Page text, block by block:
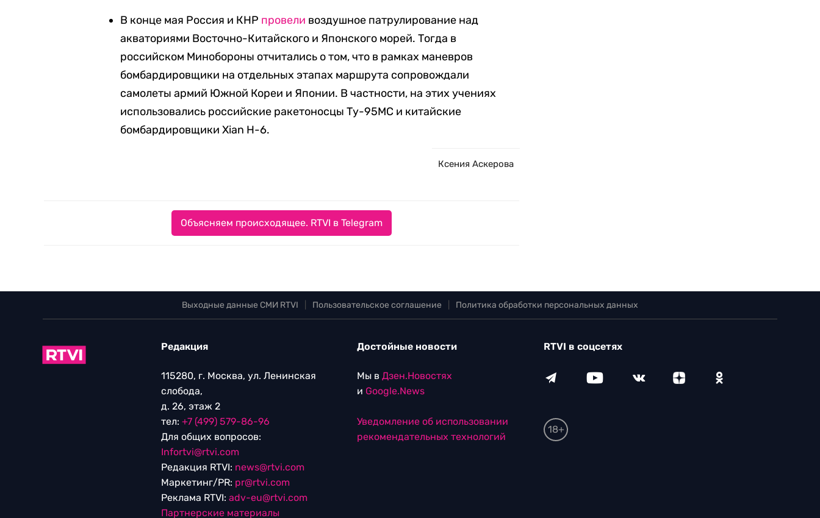
В конце мая Россия и КНР провели воздушное патрулирование над
акваториями Восточно-Китайского и Японского морей. Тогда в
российском Минобороны отчитались о том, что в рамках маневров
бомбардировщики на отдельных этапах маршрута сопровождали
самолеты армий Южной Кореи и Японии. В частности, на этих учениях
использовались российские ракетоносцы Ту-95МС и китайские
бомбардировщики Xian H-6.
Ксения Аскерова
Объясняем происходящее. RTVI в Telegram
Выходные данные СМИ RTVI Пользовательское соглашение Политика обработки персональных данных
Редакция
115280, г. Москва, ул. Ленинская
слобода,
д. 26, этаж 2
тел: +7 (499) 579-86-96
Для общих вопросов:
Infortvi@rtvi.com
Редакция RTVI: news@rtvi.com
Маркетинг/PR: pr@rtvi.com
Реклама RTVI: adv-eu@rtvi.com
Партнерские материалы
Достойные новости
Мы в Дзен.Новостях
и Google.News
Уведомление об использовании
рекомендательных технологий
RTVI в соцсетях
18+